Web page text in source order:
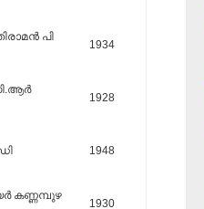
പി
1934
1928
1948
കണ്ണമ്പുഴ
1930